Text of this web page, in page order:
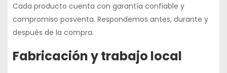
Cada producto cuenta con garantía confiable y
compromiso posventa. Respondemos antes, durante y
después de la compra.
Fabricación y trabajo local